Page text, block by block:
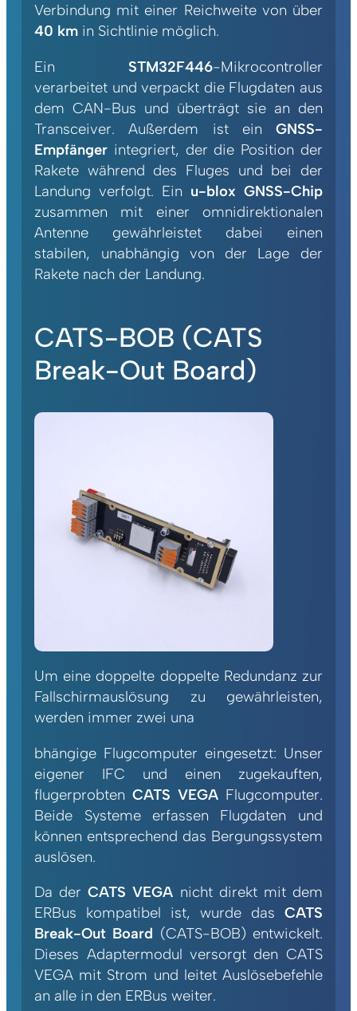
Verbindung mit einer Reichweite von über
40 km in Sichtlinie möglich.
Ein STM32F446-Mikrocontroller
verarbeitet und verpackt die Flugdaten aus
dem CAN-Bus und überträgt sie an den
Transceiver. Außerdem ist ein GNSS-
Empfänger integriert, der die Position der
Rakete während des Fluges und bei der
Landung verfolgt. Ein u-blox GNSS-Chip
zusammen mit einer omnidirektionalen
Antenne gewährleistet dabei einen
stabilen, unabhängig von der Lage der
Rakete nach der Landung.
CATS-BOB (CATS
Break-Out Board)
Um eine doppelte doppelte Redundanz zur
Fallschirmauslösung zu gewährleisten,
werden immer zwei una
bhängige Flugcomputer eingesetzt: Unser
eigener IFC und einen zugekauften,
flugerprobtenCATS VEGAFlugcomputer.
Beide Systeme erfassen Flugdaten und
können entsprechend das Bergungssystem
auslösen.
Da derCATS VEGA nicht direkt mit dem
ERBus kompatibel ist, wurde das CATS
Break-Out Board (CATS-BOB) entwickelt.
Dieses Adaptermodul versorgt den CATS
VEGA mit Strom und leitet Auslösebefehle
an alle in den ERBus weiter.